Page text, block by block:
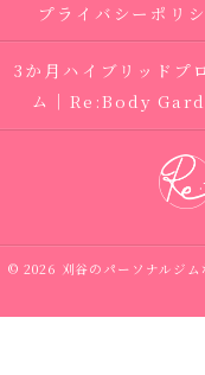
プライバシーポリ
3か月ハイブリッドプ
ム｜Re:Body
© 2026 刈谷のパーソナルジ